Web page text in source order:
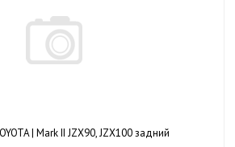
| Mark II JZX90, JZX100 задний